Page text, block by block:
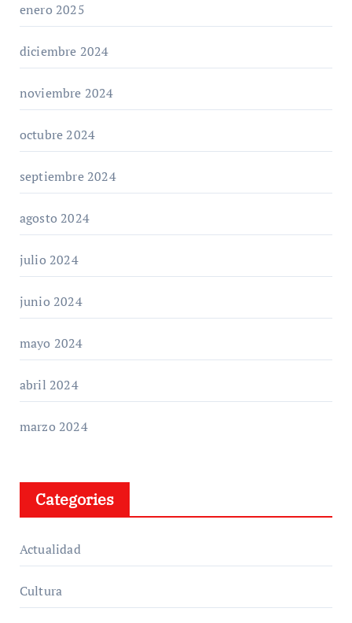
enero 2025
diciembre 2024
noviembre 2024
octubre 2024
septiembre 2024
agosto 2024
julio 2024
junio 2024
mayo 2024
abril 2024
marzo 2024
Categories
Actualidad
Cultura